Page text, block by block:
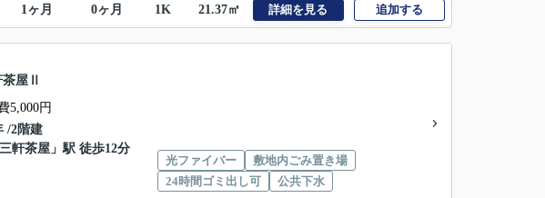
1ヶ月 0ヶ月 1K 21.37㎡ 詳細を見る 追加する
屋Ⅱ
5,000円
/2階建
三軒茶屋 」駅 徒歩12分
光ファイバー
敷地内ごみ置き場
24時間ゴミ出し可
公共下水